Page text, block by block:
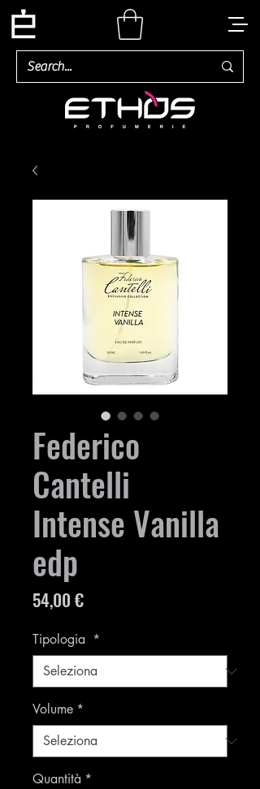
Federico
Cantelli
Intense Vanilla
edp
54,00 €Prezzo
Tipologia *
Volume *
Quantità *